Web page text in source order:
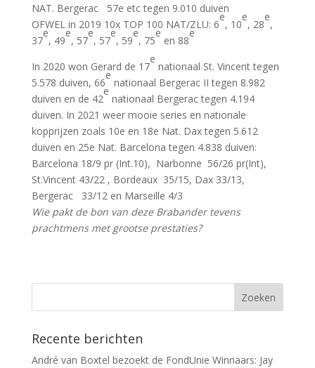
NAT. Bergerac 57e etc tegen 9.010 duiven
OFWEL in 2019 10x TOP 100 NAT/ZLU: 6
e
, 10
e
, 28
e
,
37
e
, 49
e
, 57
e
, 57
e
, 59
e
, 75
e
en 88
e
In 2020 won Gerard de 17
e
nationaal St. Vincent tegen
5.578 duiven, 66
e
nationaal Bergerac II tegen 8.982
duiven en de 42
e
nationaal Bergerac tegen 4.194
duiven. In 2021 weer mooie series en nationale
kopprijzen zoals 10e en 18e Nat. Dax tegen 5.612
duiven en 25e Nat. Barcelona tegen 4.838 duiven:
Barcelona 18/9 pr (Int.10), Narbonne 56/26 pr(Int),
St.Vincent 43/22 , Bordeaux 35/15, Dax 33/13,
Bergerac 33/12 en Marseille 4/3
Wie pakt de bon van deze Brabander tevens
prachtmens met grootse prestaties?
Recente berichten
André van Boxtel bezoekt de FondUnie Winnaars: Jay